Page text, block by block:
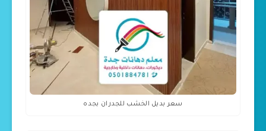
سعر بديل الخشب للجدران بجده